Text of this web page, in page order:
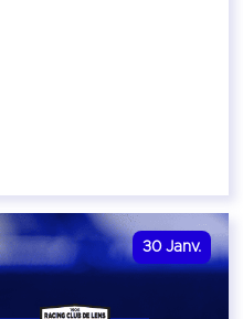
30 Janv.